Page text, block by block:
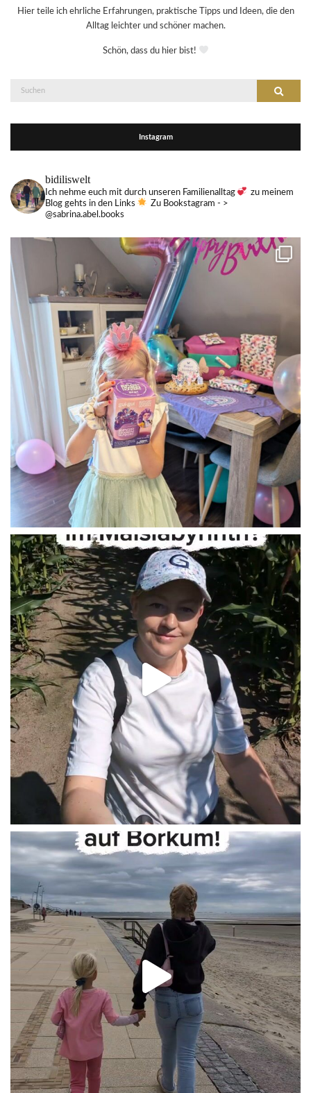
Hier teile ich ehrliche Erfahrungen, praktische Tipps und Ideen, die den
Alltag leichter und schöner machen.
Schön, dass du hier bist!
Suche
Instagram
bidiliswelt
Ich nehme euch mit durch unseren Familienalltag
zu meinem
Blog gehts in den Links
Zu Bookstagram - >
@sabrina.abel.books